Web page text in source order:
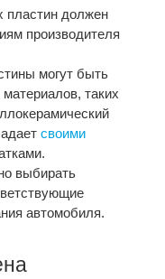
пластин должен
производителя
могут быть
таких
своими
выбирать
автомобиля.